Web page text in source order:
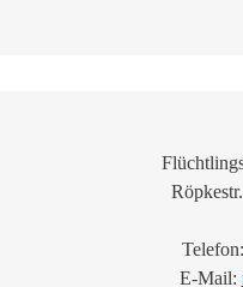
Telefon:
E-Mail: